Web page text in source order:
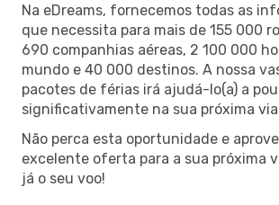
Na eDreams, fornecemos todas as
que necessita para mais de 155 000
690 companhias aéreas, 2 100 000
mundo e 40 000 destinos. A nossa
pacotes de férias irá ajudá-lo(a) a
significativamente na sua próxima
Não perca esta oportunidade e
excelente oferta para a sua próxima
já o seu voo!